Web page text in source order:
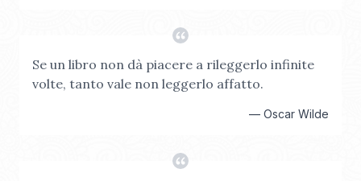
Se un libro non dà piacere a rileggerlo infinite
volte, tanto vale non leggerlo affatto.
— Oscar Wilde